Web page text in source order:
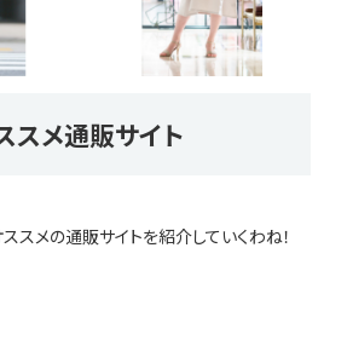
スメ通販サイト
スメの通販サイトを紹介していくわね！